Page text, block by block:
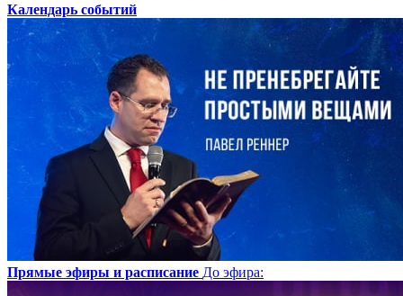
Календарь событий
Прямые эфиры и расписание До эфира: